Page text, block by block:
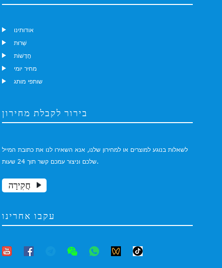
אודותינו
שֵׁרוּת
חֲדָשׁוֹת
מחיר יומי
שותפי מותג
בירור לקבלת מחירון
לשאלות בנוגע למוצרים או למחירון שלנו, אנא השאירו לנו את כתובת המייל
שלכם וניצור עמכם קשר תוך 24 שעות.
חֲקִירָה
עקבו אחרינו